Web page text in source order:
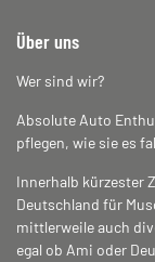
Über uns
Wer sind wir?
Absolute Auto
pflegen, wie sie es
Innerhalb kürzester
Deutschland für
mittlerweile auch
egal ob Ami oder